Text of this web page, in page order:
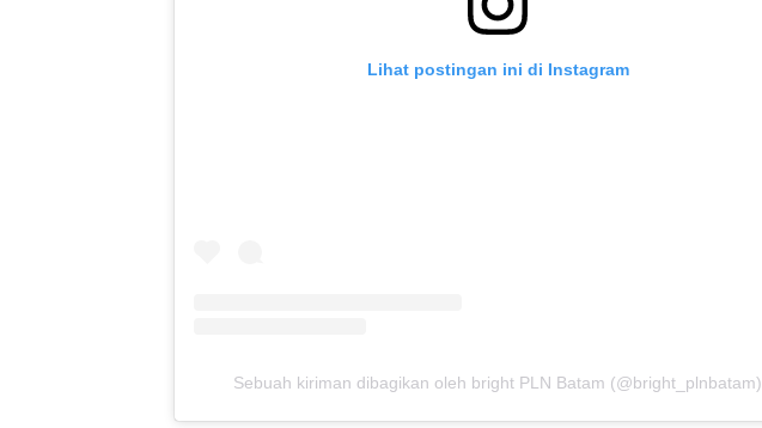
Lihat postingan ini di Instagram
Sebuah kiriman dibagikan oleh bright PLN Batam (@bright_plnbatam)